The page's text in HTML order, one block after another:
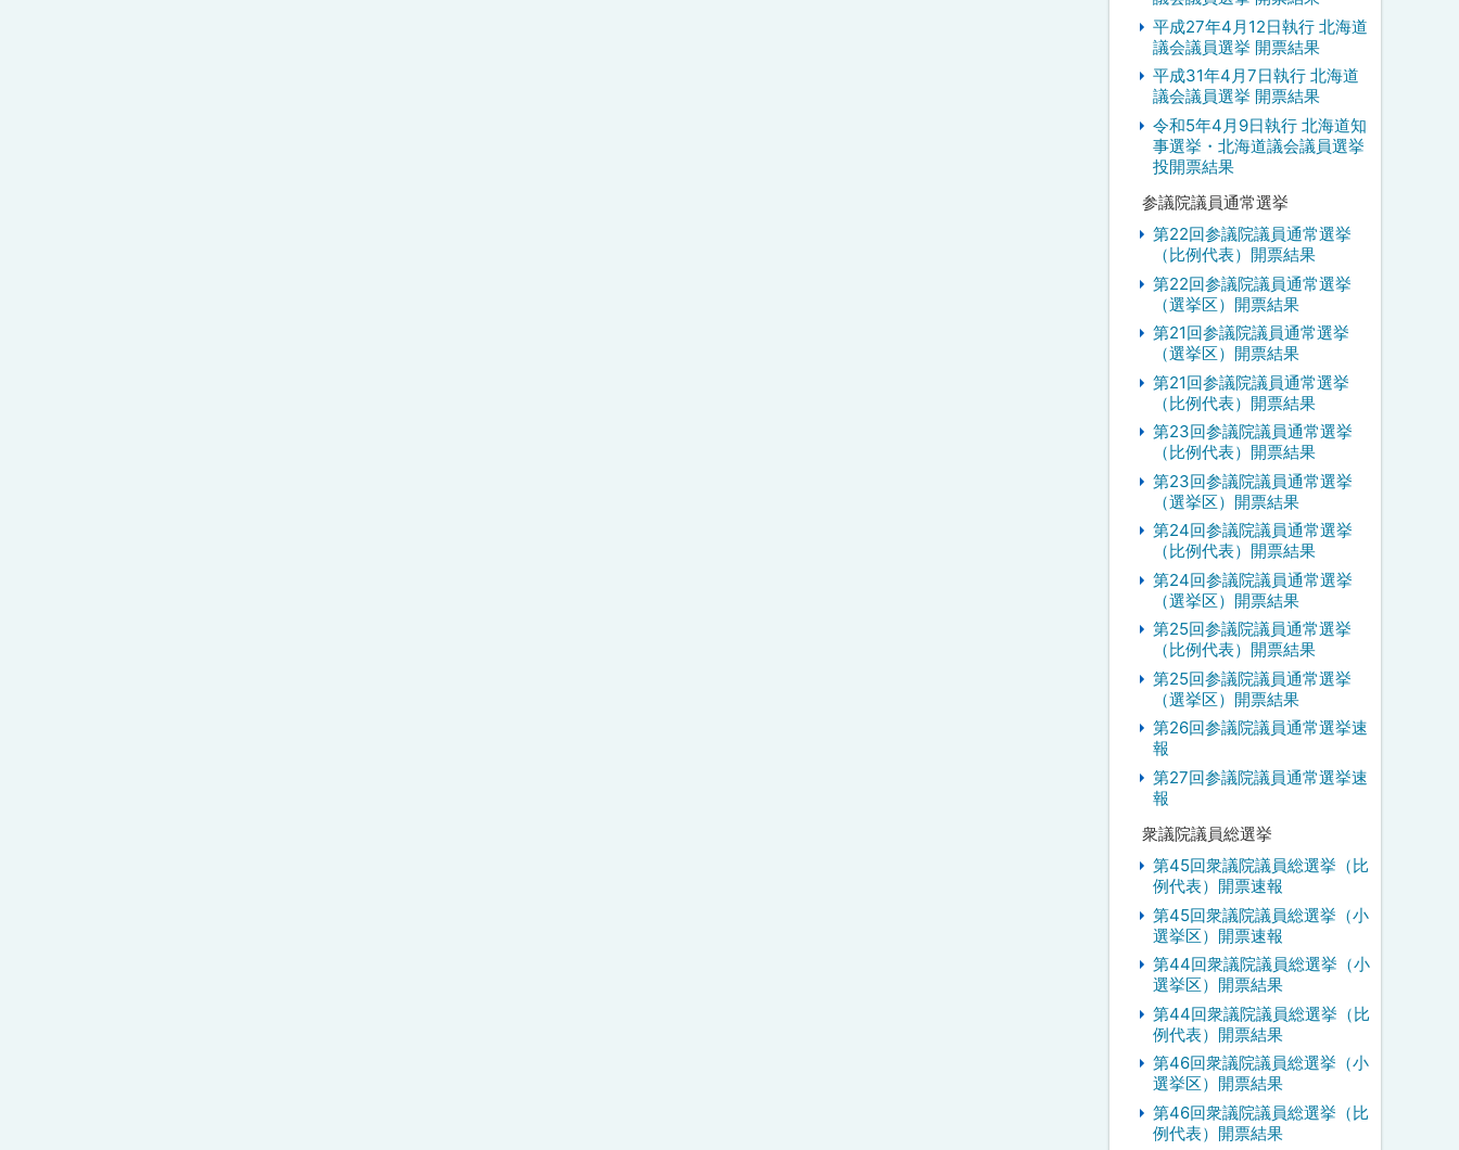
平成27年4月12日執行 北海道
議会議員選挙 開票結果
平成31年4月7日執行 北海道
議会議員選挙 開票結果
令和5年4月9日執行 北海道知
事選挙・北海道議会議員選挙
投開票結果
参議院議員通常選挙
第22回参議院議員通常選挙
（比例代表）開票結果
第22回参議院議員通常選挙
（選挙区）開票結果
第21回参議院議員通常選挙
（選挙区）開票結果
第21回参議院議員通常選挙
（比例代表）開票結果
第23回参議院議員通常選挙
（比例代表）開票結果
第23回参議院議員通常選挙
（選挙区）開票結果
第24回参議院議員通常選挙
（比例代表）開票結果
第24回参議院議員通常選挙
（選挙区）開票結果
第25回参議院議員通常選挙
（比例代表）開票結果
第25回参議院議員通常選挙
（選挙区）開票結果
第26回参議院議員通常選挙速
報
第27回参議院議員通常選挙速
報
衆議院議員総選挙
第45回衆議院議員総選挙（比
例代表）開票速報
第45回衆議院議員総選挙（小
選挙区）開票速報
第44回衆議院議員総選挙（小
選挙区）開票結果
第44回衆議院議員総選挙（比
例代表）開票結果
第46回衆議院議員総選挙（小
選挙区）開票結果
第46回衆議院議員総選挙（比
例代表）開票結果